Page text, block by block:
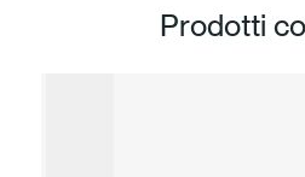
Prodotti